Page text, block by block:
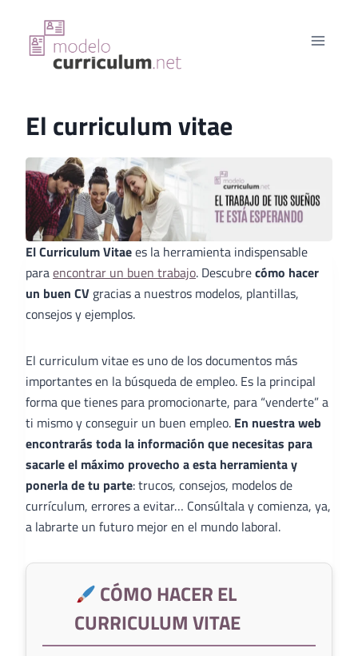
contenido
El curriculum vitae
El Curriculum Vitaees la herramienta indispensable
paraencontrar un buen trabajo. Descubrecómo hacer
un buen CV gracias a nuestros modelos, plantillas,
consejos y ejemplos.
El curriculum vitae es uno de los documentos más
importantes en la búsqueda de empleo. Es la principal
forma que tienes para promocionarte, para “venderte” a
ti mismo y conseguir un buen empleo. En nuestra web
encontrarás toda la información que necesitas para
sacarle el máximo provecho a esta herramienta y
ponerla de tu parte: trucos, consejos, modelos de
currículum, errores a evitar… Consúltala y comienza, ya,
a labrarte un futuro mejor en el mundo laboral.
CÓMO HACER EL
CURRICULUM VITAE